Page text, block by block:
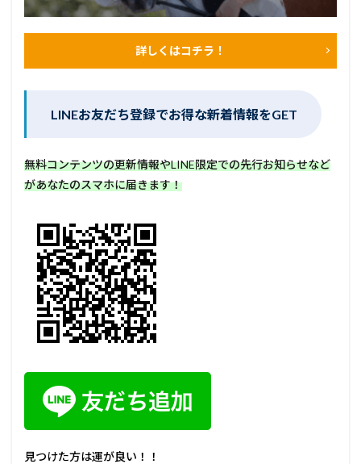
詳しくはコチラ！
LINEお友だち登録でお得な新着情報をGET
無料コンテンツの更新情報やLINE限定での先行お知らせなど
があなたのスマホに届きます！
見つけた方は運が良い！！